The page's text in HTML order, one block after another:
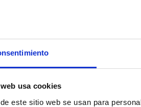
usa cookies
este sitio web se usan para
Informado, un documento
es crucial que nos informes
bombas de insulina.
pero como en cualquier